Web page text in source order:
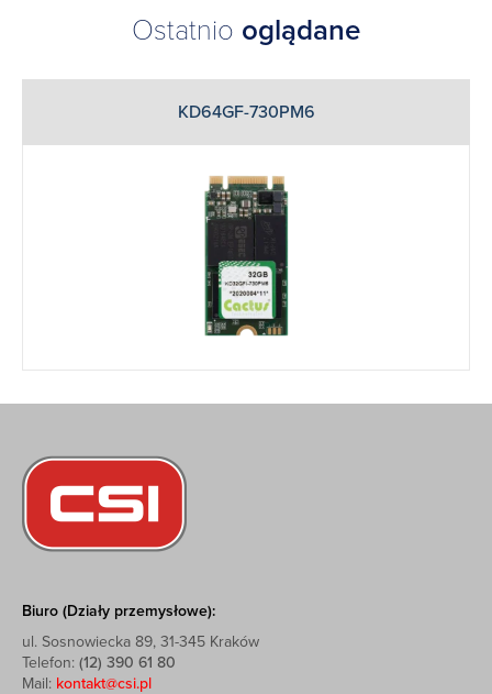
Ostatnio oglądane
KD64GF-730PM6
Biuro (Działy przemysłowe):
ul. Sosnowiecka 89, 31-345 Kraków
Telefon: (12) 390 61 80
Mail: kontakt@csi.pl